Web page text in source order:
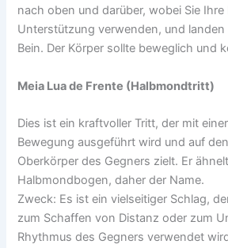
nach oben und darüber, wobei Sie Ihre
Unterstützung verwenden, und
Bein. Der Körper sollte beweglich und
Meia Lua de Frente (Halbmondtritt)
Dies ist ein kraftvoller Tritt, der mit
Bewegung ausgeführt wird und auf
Oberkörper des Gegners zielt. Er
Halbmondbogen, daher der Name.
Zweck: Es ist ein vielseitiger Schlag,
zum Schaffen von Distanz oder zum
Rhythmus des Gegners verwendet